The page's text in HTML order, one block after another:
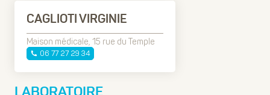
CAGLIOTI VIRGINIE
Maison médicale, 15 rue du Temple
06 77 27 29 34